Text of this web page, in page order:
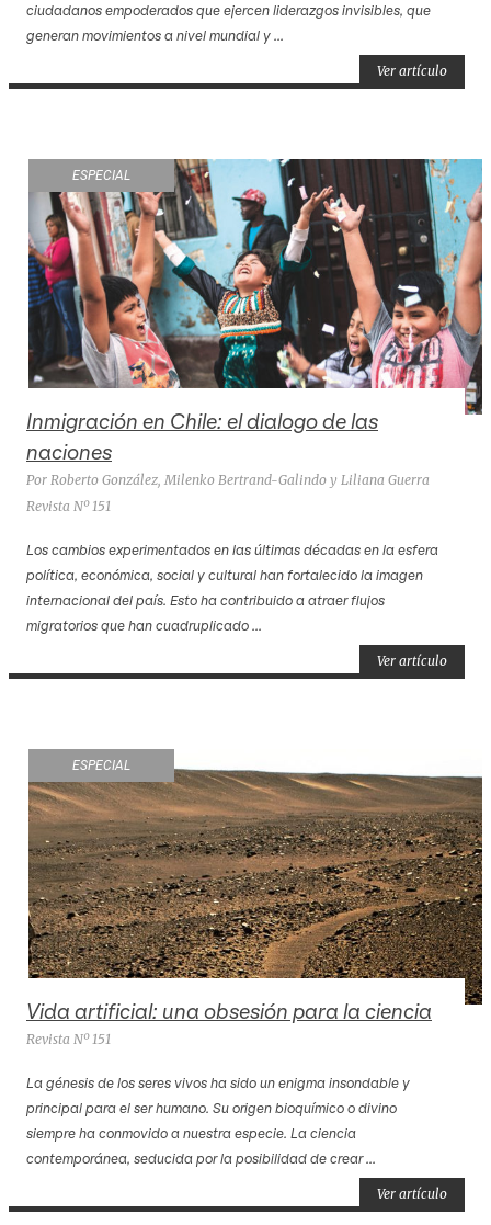
ciudadanos empoderados que ejercen liderazgos invisibles, que
generan movimientos a nivel mundial y ...
Ver artículo
ESPECIAL
Inmigración en Chile: el dialogo de las
naciones
Por Roberto González, Milenko Bertrand-Galindo y Liliana Guerra
Revista Nº 151
Los cambios experimentados en las últimas décadas en la esfera
política, económica, social y cultural han fortalecido la imagen
internacional del país. Esto ha contribuido a atraer flujos
migratorios que han cuadruplicado ...
Ver artículo
ESPECIAL
Vida artificial: una obsesión para la ciencia
Revista Nº 151
La génesis de los seres vivos ha sido un enigma insondable y
principal para el ser humano. Su origen bioquímico o divino
siempre ha conmovido a nuestra especie. La ciencia
contemporánea, seducida por la posibilidad de crear ...
Ver artículo